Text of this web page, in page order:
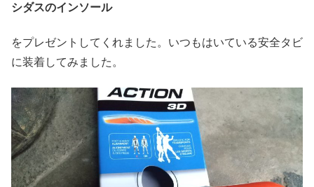
シダスのインソール
をプレゼントしてくれました。いつもはいている安全タビ
に装着してみました。